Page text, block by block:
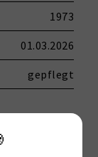
1973
01.03.2026
gepflegt